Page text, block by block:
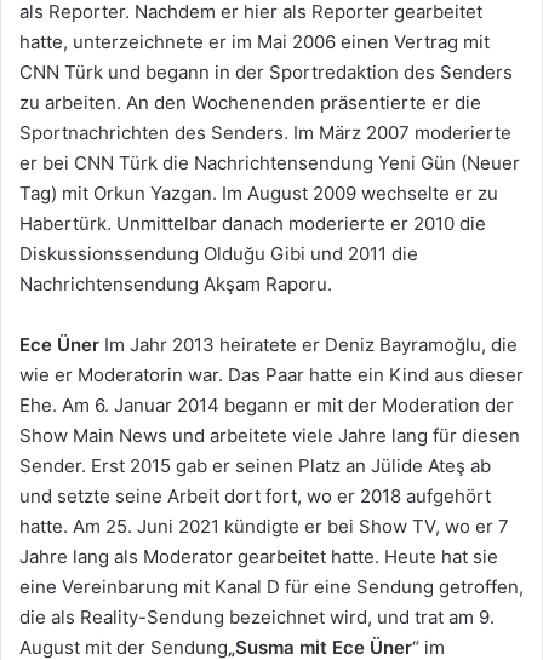
als Reporter. Nachdem er hier als Reporter gearbeitet
hatte, unterzeichnete er im Mai 2006 einen Vertrag mit
CNN Türk und begann in der Sportredaktion des Senders
zu arbeiten. An den Wochenenden präsentierte er die
Sportnachrichten des Senders. Im März 2007 moderierte
er bei CNN Türk die Nachrichtensendung Yeni Gün (Neuer
Tag) mit Orkun Yazgan. Im August 2009 wechselte er zu
Habertürk. Unmittelbar danach moderierte er 2010 die
Diskussionssendung Olduğu Gibi und 2011 die
Nachrichtensendung Akşam Raporu.
Ece Üner Im Jahr 2013 heiratete er Deniz Bayramoğlu, die
wie er Moderatorin war. Das Paar hatte ein Kind aus dieser
Ehe. Am 6. Januar 2014 begann er mit der Moderation der
Show Main News und arbeitete viele Jahre lang für diesen
Sender. Erst 2015 gab er seinen Platz an Jülide Ateş ab
und setzte seine Arbeit dort fort, wo er 2018 aufgehört
hatte. Am 25. Juni 2021 kündigte er bei Show TV, wo er 7
Jahre lang als Moderator gearbeitet hatte. Heute hat sie
eine Vereinbarung mit Kanal D für eine Sendung getroffen,
die als Reality-Sendung bezeichnet wird, und trat am 9.
August mit der Sendung„Susma mit Ece Üner“ im